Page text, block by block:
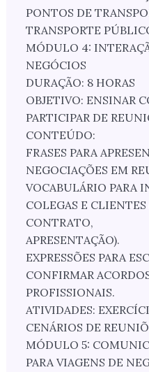
PONTOS DE
TRANSPORTE
MÓDULO 4:
NEGÓCIOS
DURAÇÃO: 8 HORAS
OBJETIVO: ENSINAR
PARTICIPAR DE
CONTEÚDO:
FRASES PARA
NEGOCIAÇÕES EM
VOCABULÁRIO PARA
COLEGAS E CLIENTES
CONTRATO,
APRESENTAÇÃO).
EXPRESSÕES PARA
CONFIRMAR
PROFISSIONAIS.
ATIVIDADES:
CENÁRIOS DE
MÓDULO 5:
PARA VIAGENS DE